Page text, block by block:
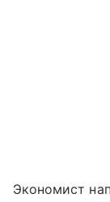
Экономист